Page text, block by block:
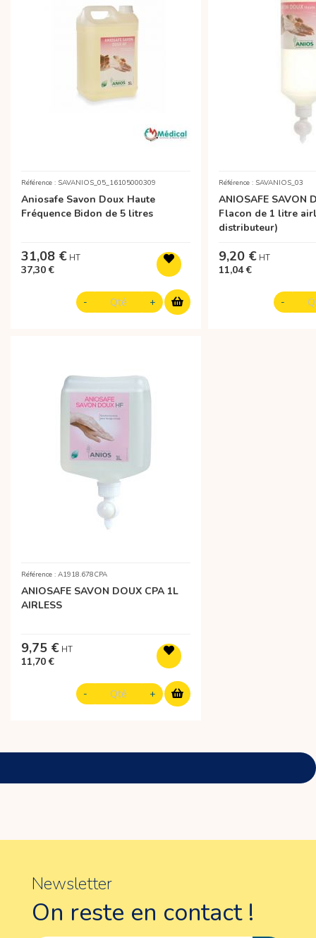
Référence : SAVANIOS_05_16105000309
Aniosafe Savon Doux Haute
Fréquence Bidon de 5 litres
31,08 €
37,30 €
Référence : SAVANIOS_03
ANIOSAFE SAVON
Flacon de 1 litre
distributeur)
9,20 €
11,04 €
Référence : A1918.678CPA
ANIOSAFE SAVON DOUX CPA 1L
AIRLESS
9,75 €
11,70 €
Newsletter
On reste en contact !